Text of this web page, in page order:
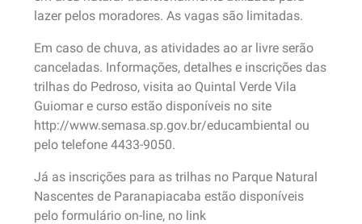
lazer pelos moradores. As vagas são limitadas.
Em caso de chuva, as atividades ao ar livre serão
canceladas. Informações, detalhes e inscrições das
trilhas do Pedroso, visita ao Quintal Verde Vila
Guiomar e curso estão disponíveis no site
http://www.semasa.sp.gov.br/educambiental ou
pelo telefone 4433-9050.
Já as inscrições para as trilhas no Parque Natural
Nascentes de Paranapiacaba estão disponíveis
pelo formulário on-line, no link